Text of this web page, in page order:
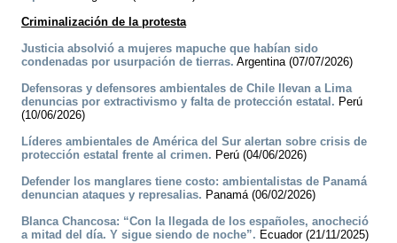
Criminalización de la protesta
Justicia absolvió a mujeres mapuche que habían sido
condenadas por usurpación de tierras. Argentina (07/07/2026)
Defensoras y defensores ambientales de Chile llevan a Lima
denuncias por extractivismo y falta de protección estatal. Perú
(10/06/2026)
Líderes ambientales de América del Sur alertan sobre crisis de
protección estatal frente al crimen. Perú (04/06/2026)
Defender los manglares tiene costo: ambientalistas de Panamá
denuncian ataques y represalias. Panamá (06/02/2026)
Blanca Chancosa: “Con la llegada de los españoles, anocheció
a mitad del día. Y sigue siendo de noche”. Ecuador (21/11/2025)